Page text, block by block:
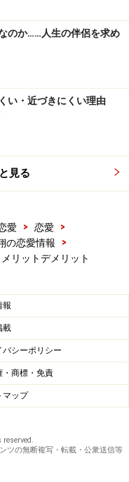
制です。一ヶ月あた
れますから、誰でも
がれば上がるほど、
人の条件が限られて
たり、最初からNGと
ルを変更できます。
ような条件でも、検
たとしても大丈夫。
えていきますから、
ったとしても、チャ
アプローチをするメ
人に送ることができ
だけ、その後やりと
のか……人生の伴侶を求め
い・近づきにくい理由
見る
愛 > 恋愛
>
の恋愛情報
>
リットデメリット
報
載
バシーポリシー
・商標・免責
マップ
ツの無断複写・転載・公衆送信等